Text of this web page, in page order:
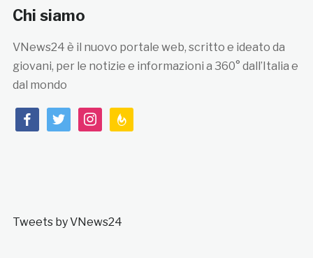
Chi siamo
VNews24 è il nuovo portale web, scritto e ideato da
giovani, per le notizie e informazioni a 360° dall’Italia e
dal mondo
facebooktwitterinstagramfeedburner
Tweets by VNews24